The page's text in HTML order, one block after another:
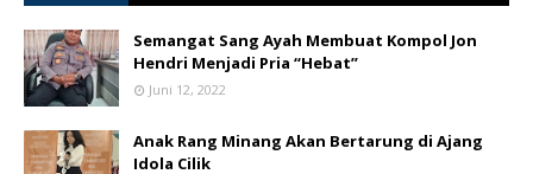
Semangat Sang Ayah Membuat Kompol Jon
Hendri Menjadi Pria “Hebat”
Juni 12, 2022
Anak Rang Minang Akan Bertarung di Ajang
Idola Cilik